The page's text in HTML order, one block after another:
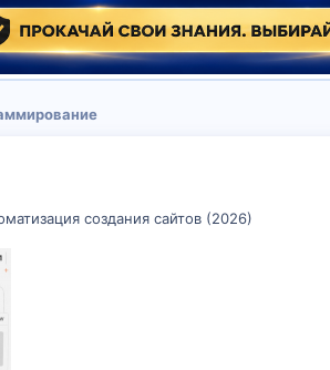
создания сайтов (2026)